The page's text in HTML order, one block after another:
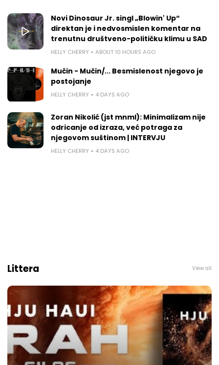
Novi Dinosaur Jr. singl „Blowin' Up“
direktan je i nedvosmislen komentar na
trenutnu društveno-političku klimu u SAD
HELLY CHERRY ABOUT 10 HOURS AGO
Mučin - Mučin/... Besmislenost njegovo je
postojanje
HELLY CHERRY 4 DAYS AGO
Zoran Nikolić (jst mnml): Minimalizam nije
odricanje od izraza, već potraga za
njegovom suštinom | INTERVJU
HELLY CHERRY 4 DAYS AGO
Littera View all